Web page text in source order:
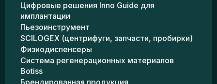
Цифровые решения Inno Guide для
имплантации
Пьезоинструмент
SCILOGEX (центрифуги, запчасти, пробирки)
Физиодиспенсеры
Система регенерационных материалов
Botiss
Брендированная продукция